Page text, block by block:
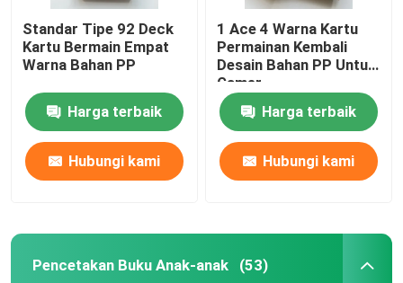
Standar Tipe 92 Deck
Kartu Bermain Empat
Warna Bahan PP
Harga terbaik
Hubungi kami
1 Ace 4 Warna Kartu
Permainan Kembali
Desain Bahan PP Untuk
Gamer
Harga terbaik
Hubungi kami
Pencetakan Buku Anak-anak (53)